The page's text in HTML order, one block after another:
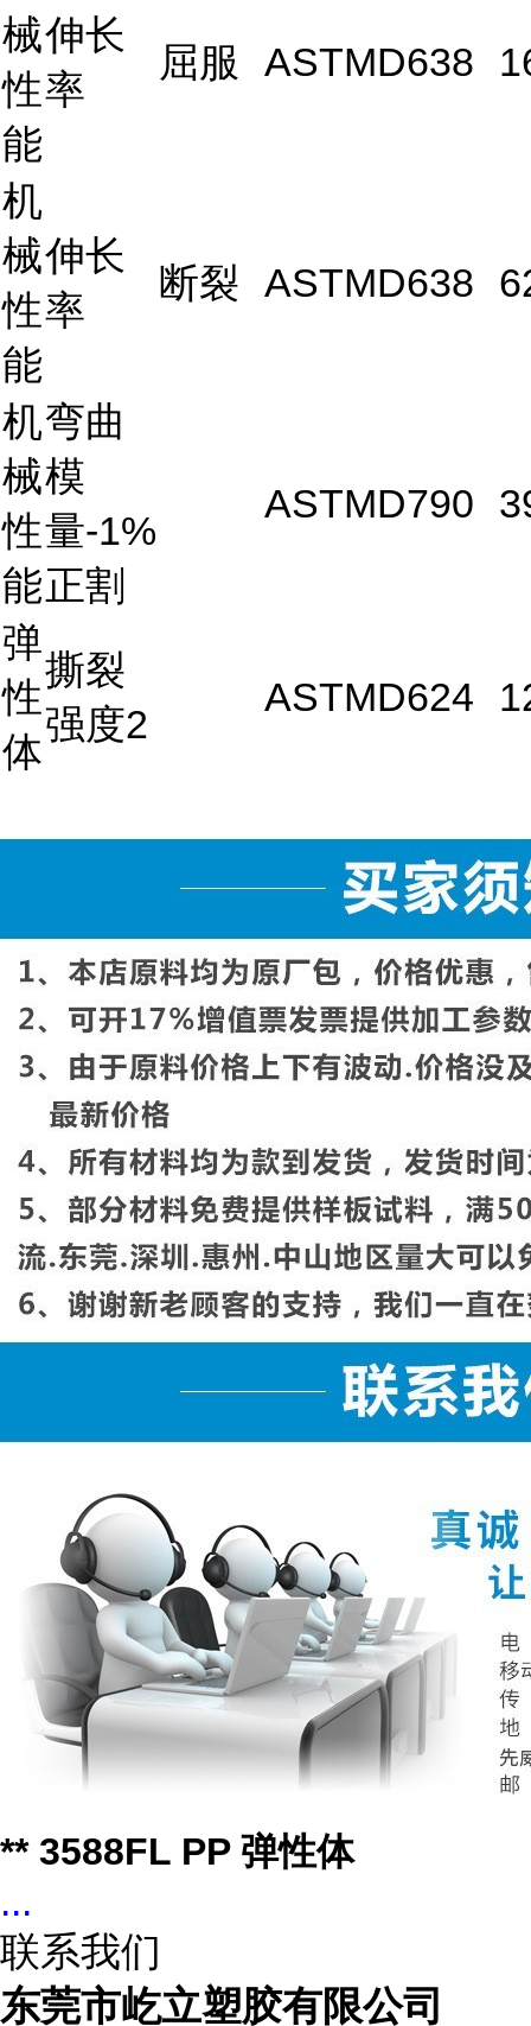
械
性
能
伸长
率
屈服 ASTMD638
机
械
性
能
伸长
率
断裂 ASTMD638
机
械
性
能
弯曲
模
量-1%
正割
ASTMD790
弹
性
体
撕裂
强度2
ASTMD624
** 3588FL PP 弹性体
...
联系我们
东莞市屹立塑胶有限公司